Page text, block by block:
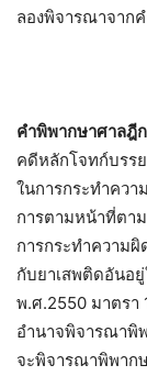
ลองพิจารณาจาก
คำพิพากษาศาลฎี
คดีหลักโจทก์บรร
ในการกระทำคว
การตามหน้าที่ตา
การกระทำความ
กับยาเสพติดอันอ
พ.ศ.2550 มาตรา
อำนาจพิจารณาพิ
จะพิจารณาพิพาก